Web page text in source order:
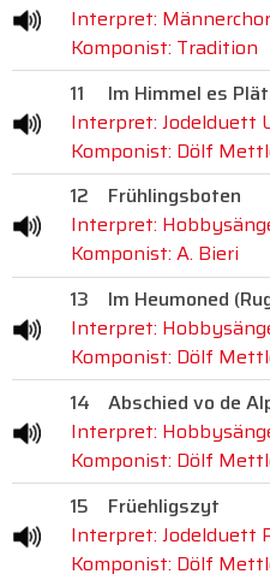
Interpret:
Komponist: Tradition
11
Im Himmel es
Interpret: Jodelduett
Komponist: Dölf
12
Frühlingsboten
Interpret:
Komponist: A. Bieri
13
Im Heumoned
Interpret:
Komponist: Dölf
14
Abschied vo de
Interpret:
Komponist: Dölf
15
Früehligszyt
Interpret: Jodelduett
Komponist: Dölf